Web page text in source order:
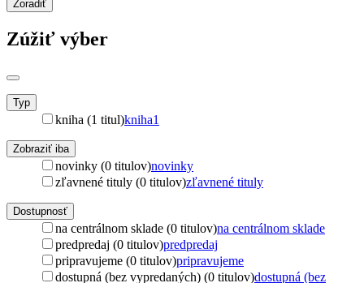
Zoradiť
Zúžiť výber
Typ
kniha (1 titul)kniha1
Zobraziť iba
novinky (0 titulov)novinky
zľavnené tituly (0 titulov)zľavnené tituly
Dostupnosť
na centrálnom sklade (0 titulov)na centrálnom sklade
predpredaj (0 titulov)predpredaj
pripravujeme (0 titulov)pripravujeme
dostupná (bez vypredaných) (0 titulov)dostupná (bez